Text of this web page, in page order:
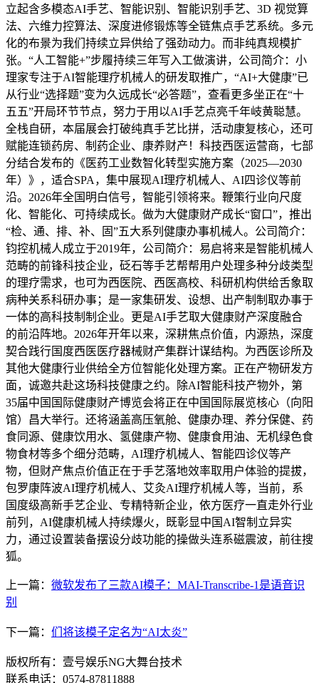
立起含多模态AI手艺、智能识别、智能识别手艺、3D 视觉算
法、六维力控算法、深度进修锻炼等全链焦点手艺系统。多元
化的布景为我们持续立异供给了强劲动力。而非纯真规模扩
张。“人工智能+”步履持续三年写入工做演讲，公司简介：小
理家专注于AI智能理疗机械人的研发取推广，“AI+大健康”已
从行业“选择题”变为久远成长“必答题”，查看更多坐正在“十
五五”开局环节节点，努力于用以AI手艺点亮千年岐黄聪慧。
全栈自研，本届展会打破纯真手艺比拼，活动康复核心，还可
赋能连锁药房、制药企业、康养财产！科技西医运营商，七部
分结合发布的《医药工业数智化转型实施方案（2025—2030
年）》，适合SPA，集中展现AI理疗机械人、AI四诊仪等前
沿。2026年全国明白信号，智能引领将来。鞭策行业向尺度
化、智能化、可持续成长。做为大健康财产成长“窗口”，推出
“检、通、排、补、固”五大系列健康办事机械人。公司简介：
钧控机械人成立于2019年，公司简介：易启将来是智能机械人
范畴的前锋科技企业，砭石等手艺帮帮用户处理多种分歧类型
的理疗需求，也可为西医院、西医高校、科研机构供给舌象取
病种关系科研办事；是一家集研发、设想、出产制制取办事于
一体的高科技制制企业。更是AI手艺取大健康财产深度融合
的前沿阵地。2026年开年以来，深耕焦点价值，内源热，深度
契合践行国度西医医疗器械财产集群计谋结构。为西医诊所及
其他大健康行业供给全方位智能化处理方案。正在产物研发方
面，诚邀共赴这场科技健康之约。除AI智能科技产物外，第
35届中国国际健康财产博览会将正在中国国际展览核心（向阳
馆）昌大举行。还将涵盖高压氧舱、健康办理、养分保健、药
食同源、健康饮用水、氢健康产物、健康食用油、无机绿色食
物食材等多个细分范畴，AI理疗机械人、智能四诊仪等产
物，但财产焦点价值正在于手艺落地效率取用户体验的提拔，
包罗康阵波AI理疗机械人、艾灸AI理疗机械人等，当前，系
国度级高新手艺企业、专精特新企业，依方医疗一直走外行业
前列，AI健康机械人持续爆火，既彰显中国AI智制立异实
力，通过设置装备摆设分歧功能的操做头连系磁震波，前往搜
狐。
上一篇： 微软发布了三款AI模子：MAI-Transcribe-1是语音识
别
下一篇： 们将该模子定名为“AI太炎”
版权所有：壹号娱乐NG大舞台技术
联系电话：0574-87811888